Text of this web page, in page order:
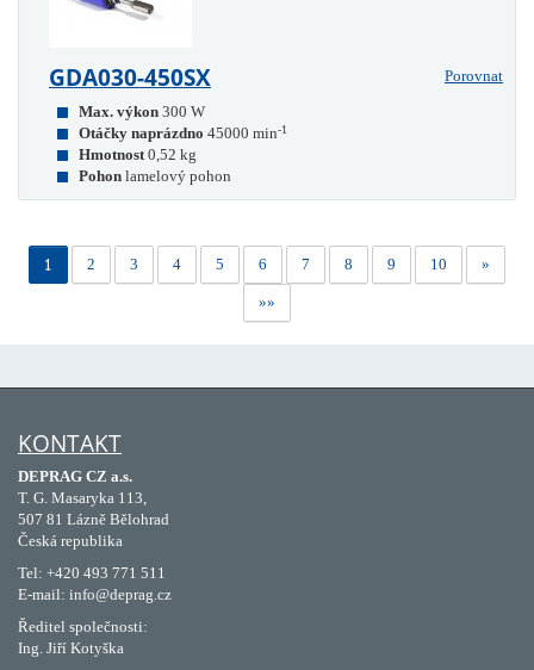
GDA030-450SX
Porovnat
Max. výkon 300 W
Otáčky naprázdno 45000 min-1
Hmotnost 0,52 kg
Pohon lamelový pohon
1 2 3 4 5 6 7 8 9 10 »
»»
KONTAKT
DEPRAG CZ a.s.
T. G. Masaryka 113,
507 81 Lázně Bělohrad
Česká republika
Tel: +420 493 771 511
E-mail: info@deprag.cz
Ředitel společnosti:
Ing. Jiří Kotyška